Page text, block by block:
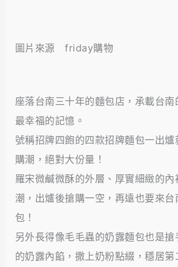
圖片來源 friday購物
座落台南三十年的麵包店，承載台
最幸福的記憶。
號稱招牌四飽的四款招牌麵包一出爐
購潮，絕對大份量！
羅宋微鹹微酥的外層、厚實細緻的
潮，出爐後搶購一空，再遠也要來台
包！
另外長得像毛毛蟲的奶露麵包也是
的奶露內餡，撒上奶粉點綴，穩居